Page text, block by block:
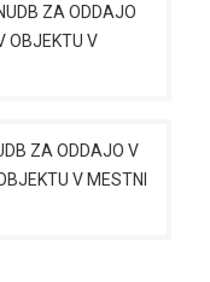
ZA ODDAJO
OBJEKTU V
ZA ODDAJO V
V MESTNI